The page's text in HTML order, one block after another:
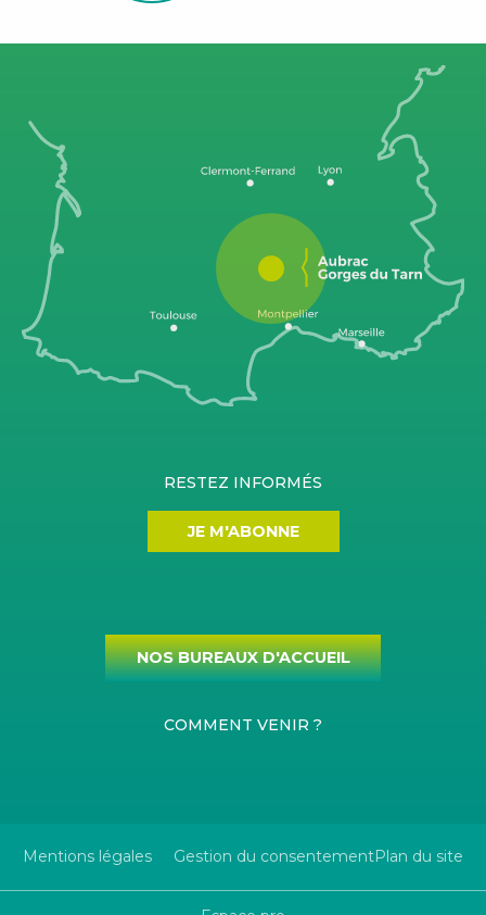
RESTEZ INFORMÉS
JE M'ABONNE
NOS BUREAUX D'ACCUEIL
COMMENT VENIR ?
Mentions légales Gestion du consentementPlan du site